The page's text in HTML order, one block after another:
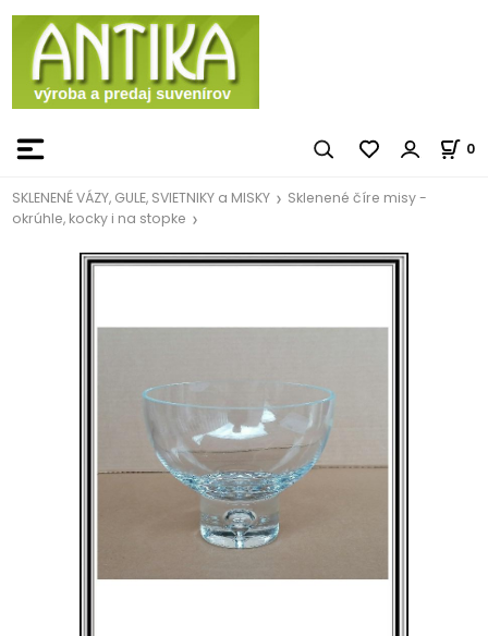
0
SKLENENÉ VÁZY, GULE, SVIETNIKY a MISKY
Sklenené číre misy -
okrúhle, kocky i na stopke